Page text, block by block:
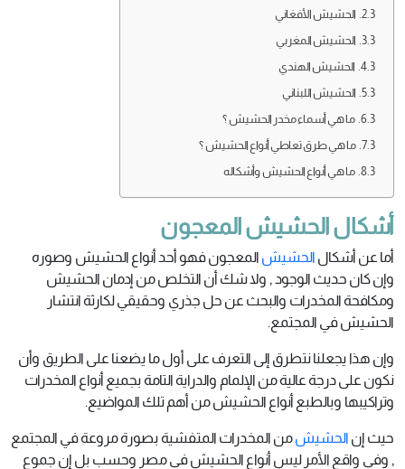
الحشيش الأفغاني
الحشيش المغربي
الحشيش الهندي
الحشيش اللبناني
ما هي أسماء مخدر الحشيش ؟
ما هي طرق تعاطي أنواع الحشيش ؟
ما هي أنواع الحشيش وأشكاله
أشكال الحشيش المعجون
أما عن أشكال الحشيش المعجون فهو أحد أنواع الحشيش وصوره
وإن كان حديث الوجود , ولا شك أن التخلص من إدمان الحشيش
ومكافحة المخدرات والبحث عن حل جذري وحقيقي لكارثة انتشار
الحشيش في المجتمع.
وإن هذا يجعلنا نتطرق إلى التعرف على أول ما يضعنا على الطريق وأن
نكون على درجة عالية من الإلمام والدراية التامة بجميع أنواع المخدرات
وتراكيبها وبالطبع أنواع الحشيش من أهم تلك المواضيع.
حيث إن الحشيشمن المخدرات المتفشية بصورة مروعة في المجتمع
, وفي واقع الأمر ليس أنواع الحشيش في مصر وحسب بل إن جموع